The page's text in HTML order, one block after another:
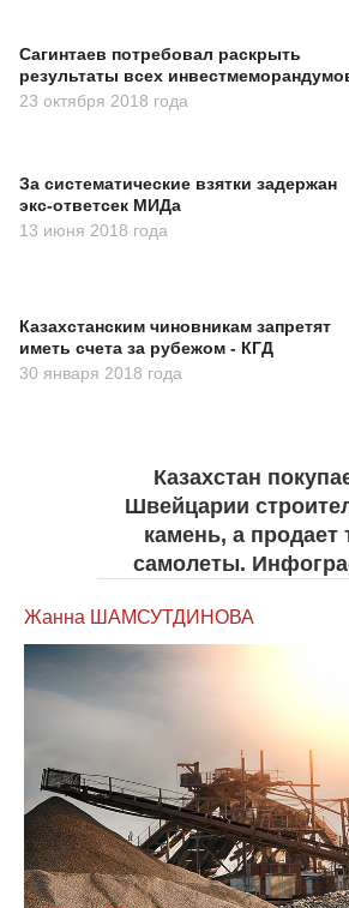
Сагинтаев потребовал раскрыть
результаты всех
23 октября 2018 года
За систематические взятки задержан
экс-ответсек МИДа
13 июня 2018 года
Казахстанским чиновникам запретят
иметь счета за рубежом - КГД
30 января 2018 года
Казахстан
Швейцарии
камень, а продает
самолеты.
Жанна ШАМСУТДИНОВА